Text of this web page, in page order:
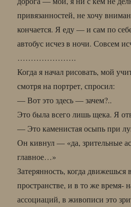
привязанностей, не хочу
кончается. Я еду — и сам по
автобус исчез в ночи. Совсем
………………….
Когда я начал рисовать, мой
смотря на портрет, спросил:
— Вот это здесь — зачем?..
Это была всего лишь щека. Я
— Это каменистая осыпь при
Он кивнул — «да, зрительные
главное…»
Затерянность, когда
пространстве, и в то же время-
ассоциаций, в живописи это